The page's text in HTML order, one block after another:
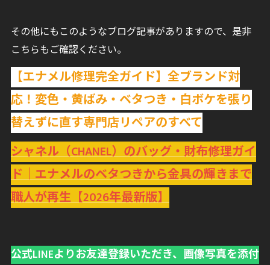
その他にもこのようなブログ記事がありますので、是非
こちらもご確認ください。
【エナメル修理完全ガイド】全ブランド対
応！変色・黄ばみ・ベタつき・白ボケを張り
替えずに直す専門店リペアのすべて
シャネル（CHANEL）のバッグ・財布修理ガイ
ド｜エナメルのベタつきから金具の輝きまで
職人が再生【2026年最新版】
公式LINEよりお友達登録いただき、画像写真を添付